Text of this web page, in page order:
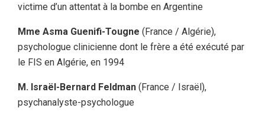
victime d’un attentat à la bombe en Argentine
Mme Asma Guenifi-Tougne (France / Algérie),
psychologue clinicienne dont le frère a été exécuté par
le FIS en Algérie, en 1994
M. Israël-Bernard Feldman (France / Israël),
psychanalyste-psychologue